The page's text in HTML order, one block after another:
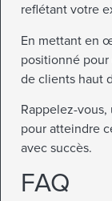
reflétant votre
En mettant en
positionné
de clients haut
Rappelez-
pour atteindre
avec succès.
FAQ